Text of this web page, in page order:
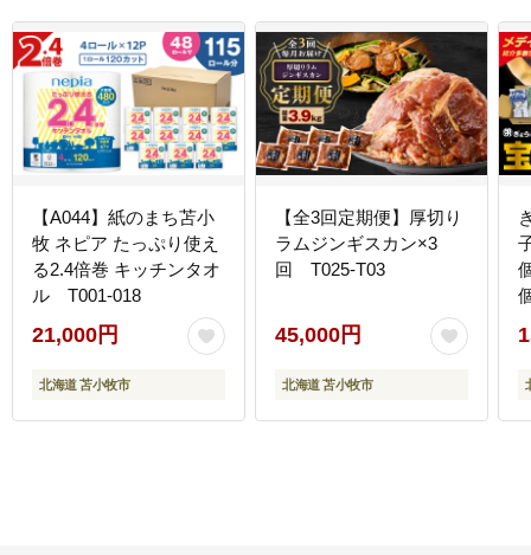
【A044】紙のまち苫小
牧 ネピア たっぷり使え
る2.4倍巻 キッチンタオ
ル T001-018
21,000円
北海道 苫小牧市
【全3回定期便】厚切り
ラムジンギスカン×3
回 T025-T03
45,000円
北海道 苫小牧市